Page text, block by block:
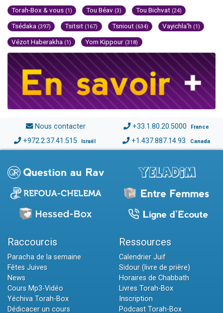
Torah-Box & vous (1) Tou Béav (3) Tou Bichvat (24)
Tsédaka (397) Tsitsit (167) Tsniout (634) Vayichla'h (1)
Vézot Haberakha (1) Yom Kippour (318)
Nous contacter +33.1.80.20.5000 France
+972.2.37.41.515 Israël +1.437.887.14.93 Canada
Raccourcis
Paracha de la semaine
Fêtes Juives
News
Cours Mp3-Vidéo
Yéchiva Torah-Box
Dédicacer un cours
Ressources
Calendrier Juif
Sidour (livre de prière)
Horaires de Chabbath
Livres Torah-Box
Inscription
Podcast Torah-Box